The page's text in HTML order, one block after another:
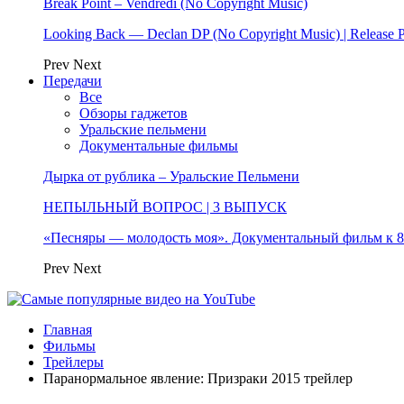
Break Point – Vendredi (No Copyright Music)
Looking Back — Declan DP (No Copyright Music) | Release
Prev Next
Передачи
Все
Обзоры гаджетов
Уральские пельмени
Документальные фильмы
Дырка от рублика – Уральские Пельмени
НЕПЫЛЬНЫЙ ВОПРОС | 3 ВЫПУСК
«Песняры — молодость моя». Документальный фильм к
Prev Next
Главная
Фильмы
Трейлеры
Паранормальное явление: Призраки 2015 трейлер